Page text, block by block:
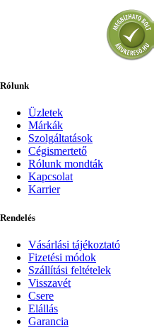
Rólunk
Üzletek
Márkák
Szolgáltatások
Cégismertető
Rólunk mondták
Kapcsolat
Karrier
Rendelés
Vásárlási tájékoztató
Fizetési módok
Szállítási feltételek
Visszavét
Csere
Elállás
Garancia